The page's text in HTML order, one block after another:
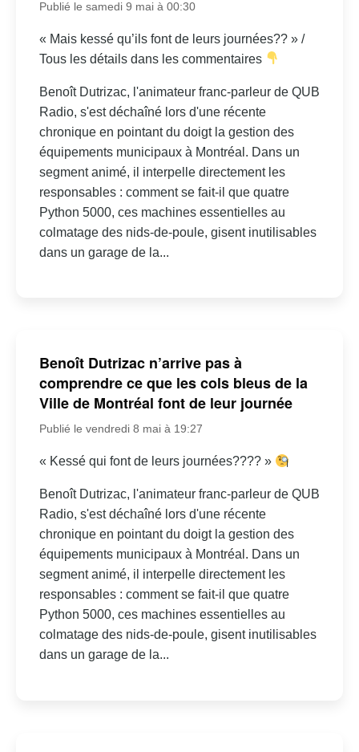
Publié le samedi 9 mai à 00:30
« Mais kessé qu’ils font de leurs journées?? » /
Tous les détails dans les commentaires
Benoît Dutrizac, l'animateur franc-parleur de QUB
Radio, s'est déchaîné lors d'une récente
chronique en pointant du doigt la gestion des
équipements municipaux à Montréal. Dans un
segment animé, il interpelle directement les
responsables : comment se fait-il que quatre
Python 5000, ces machines essentielles au
colmatage des nids-de-poule, gisent inutilisables
dans un garage de la...
Benoît Dutrizac n’arrive pas à
comprendre ce que les cols bleus de la
Ville de Montréal font de leur journée
Publié le vendredi 8 mai à 19:27
« Kessé qui font de leurs journées???? »
Benoît Dutrizac, l'animateur franc-parleur de QUB
Radio, s'est déchaîné lors d'une récente
chronique en pointant du doigt la gestion des
équipements municipaux à Montréal. Dans un
segment animé, il interpelle directement les
responsables : comment se fait-il que quatre
Python 5000, ces machines essentielles au
colmatage des nids-de-poule, gisent inutilisables
dans un garage de la...